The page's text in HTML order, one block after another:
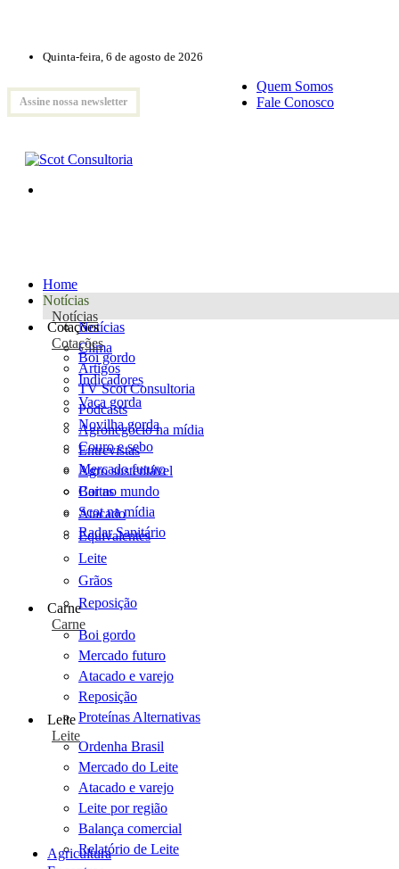
Quinta-feira, 6 de agosto de 2026
Assine nossa newsletter
Quem Somos
Fale Conosco
Home
Notícias
Notícias
Notícias
Clima
Artigos
TV Scot Consultoria
Podcasts
Agronegócio na mídia
Entrevistas
Agro sustentável
Cartas
Scot na mídia
Radar Sanitário
Cotações
Cotações
Boi gordo
Indicadores
Vaca gorda
Novilha gorda
Couro e sebo
Mercado futuro
Boi no mundo
Atacado
Equivalentes
Leite
Grãos
Reposição
Carne
Carne
Boi gordo
Mercado futuro
Atacado e varejo
Reposição
Proteínas Alternativas
Leite
Leite
Ordenha Brasil
Mercado do Leite
Atacado e varejo
Leite por região
Balança comercial
Relatório de Leite
Agricultura